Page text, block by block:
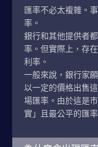
匯率不必太複雜。
率。
銀行和其他提供者
率。但實際上，存
利率。
一般來說，銀行家
以一定的價格出售
場匯率。由於這是
實」且最公平的匯率